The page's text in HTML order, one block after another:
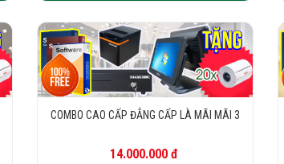
COMBO CAO CẤP ĐẲNG CẤP LÀ MÃI MÃI 3
14.000.000 đ